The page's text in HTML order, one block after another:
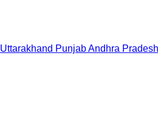
Uttarakhand PunjabAndhra Pradesh